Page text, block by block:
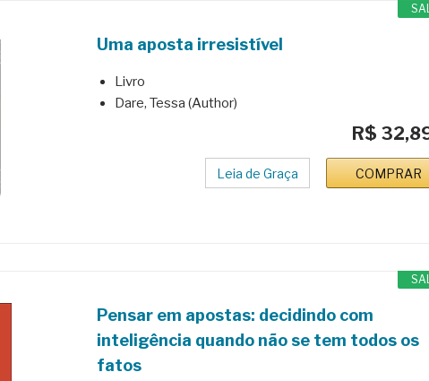
Uma aposta irresistível
Livro
Dare, Tessa (Author)
R$
Leia de Graça COMPRAR
Pensar em apostas: decidindo com
inteligência quando não se tem todos os
fatos